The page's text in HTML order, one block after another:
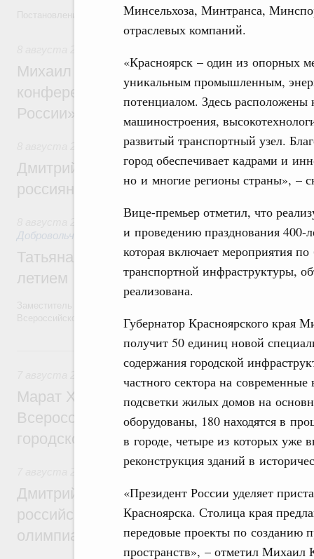
Минсельхоза, Минтранса,
отраслевых компаний.
«Красноярск – один из опорных
уникальным промышленным,
потенциалом. Здесь
машиностроения,
развитый транспортный узел.
город обеспечивает кадрами и
но и многие регионы страны», –
Вице-премьер отметил, что
и проведению празднования 400-
которая включает мероприятия по
транспортной инфраструктуры,
реализована.
Губернатор Красноярского края
получит 50 единиц новой
содержания городской
частного сектора на
подсветки жилых домов на
оборудованы, 180 находятся в
в городе, четыре из которых уже
реконструкция зданий в
«Президент России уделяет
Красноярска. Столица края
передовые проекты по созданию
пространств», – отметил Михаил
Постановление от 5 августа 2026 года №978
Михаил Мишустин дал поручения по
конференции «Цифровая индустрия
России»
Спорт высших достижений и массовый
Дмитрий Чернышенко и Михаил
россиян с Днём физкультурника
Социальные инновации. Некоммерческие
Добровольчество и волонтёрство. Благотворительность
Татьяна Голикова поздравила
летием
Всероссийского общественного движения «Волонтёры-медики» с
7 августа, пятница
Марат Хуснуллин провёл заседание
Всероссийского конкурса лучших
городской среды
Отрасль информационных технологий
Дмитрий Чернышенко и Сергей Кравцов
российскую сборную с победой на
олимпиаде по искусственному